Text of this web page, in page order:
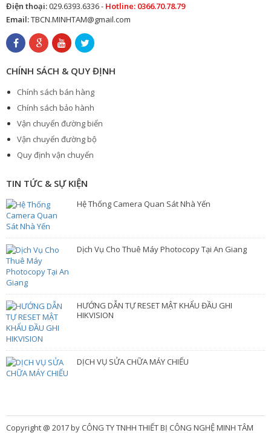
Điện thoại:029.6393.6336 - Hotline: 0366.70.78.79
Email:TBCN.MINHTAM@gmail.com
CHÍNH SÁCH & QUY ĐỊNH
Chính sách bán hàng
Chính sách bảo hành
Vận chuyển đường biển
Vận chuyển đường bộ
Quy định vận chuyển
TIN TỨC & SỰ KIỆN
Hệ Thống Camera Quan Sát Nhà Yến
Dịch Vụ Cho Thuê Máy Photocopy Tại An Giang
HƯỚNG DẪN TỰ RESET MẬT KHẨU ĐẦU GHI
HIKVISION
DỊCH VỤ SỬA CHỮA MÁY CHIẾU
Copyright @ 2017 by CÔNG TY TNHH THIẾT BỊ CÔNG NGHỆ MINH TÂM